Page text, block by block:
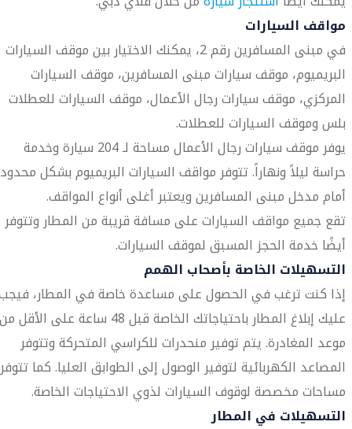
مواقف السيارات
في مبنى المسافرين رقم 2، يمكنك الاختيار بين موقف السيارات
البريميوم، موقف سيارات مبنى المسافرين، موقف السيارات
المركزي، موقف سيارات رجال الأعمال، موقف السيارات للعطلات
بلس وموقف السيارات للعطلات.
يوفر موقف سيارات رجال الأعمال مساحة لـ 204 سيارة وخدمة
حراسة ليلاً ونهاراً. تتوفر مواقف السيارات البريميوم بشكل محدود
أمام مدخل مبنى المسافرين ويعتبر أغلى أنواع المواقف.
تقع جميع مواقف السيارات على مسافة قريبة من المطار وتتوفر
أيضًا خدمة الحجز المسبق لموقف السيارات.
التسهيلات الخاصة بأصحاب الهمم
إذا كنت ترغب في الحصول على مساعدة خاصة في المطار،
عليك إبلاغ المطار باحتياجاتك الخاصة قبل 48 ساعة على الأقل من
موعد المغادرة. يتم توفير منحدرات للكراسي المتحركة وتتوفر
المصاعد الكهربائية لتوفير الوصول إلى الطوابق العليا. كما تتوفر
مساحات مخصصة لوقوف السيارات لذوي الاحتياجات الخاصة.
التسهيلات في المطار